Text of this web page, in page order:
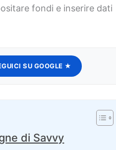
fondi e inserire dati
SU GOOGLE ★
di Savvy